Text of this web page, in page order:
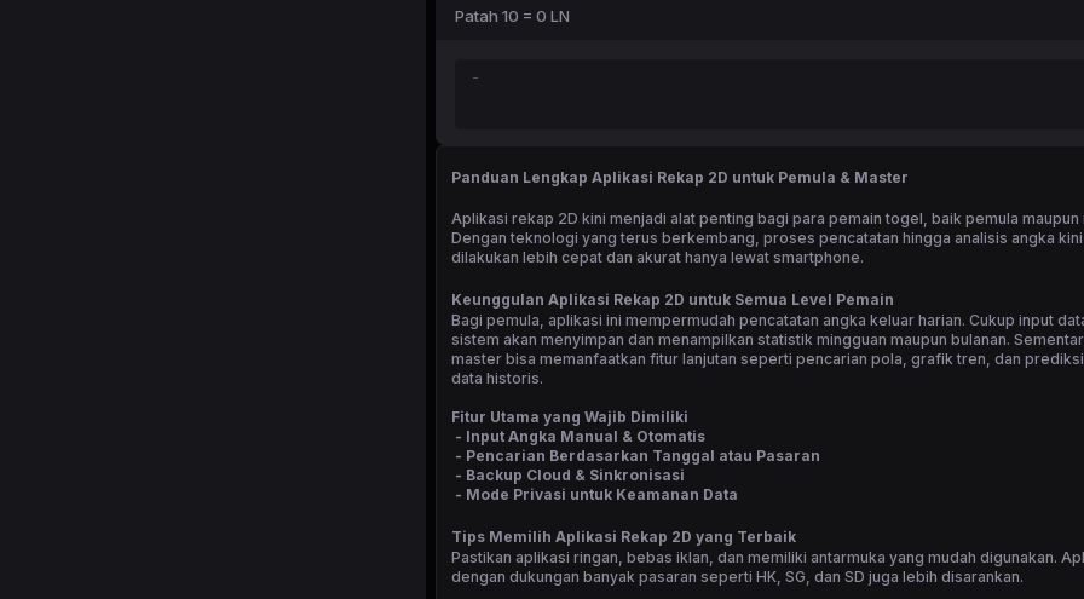
Patah 10 = 0 LN
Panduan Lengkap Aplikasi Rekap 2D untuk Pemula & Master
Aplikasi rekap 2D kini menjadi alat penting bagi para pemain togel, baik pemula maupun
Dengan teknologi yang terus berkembang, proses pencatatan hingga analisis angka
dilakukan lebih cepat dan akurat hanya lewat smartphone.
Keunggulan Aplikasi Rekap 2D untuk Semua Level Pemain
Bagi pemula, aplikasi ini mempermudah pencatatan angka keluar harian. Cukup input
sistem akan menyimpan dan menampilkan statistik mingguan maupun bulanan.
master bisa memanfaatkan fitur lanjutan seperti pencarian pola, grafik tren, dan
data historis.
Fitur Utama yang Wajib Dimiliki
- Input Angka Manual & Otomatis
- Pencarian Berdasarkan Tanggal atau Pasaran
- Backup Cloud & Sinkronisasi
- Mode Privasi untuk Keamanan Data
Tips Memilih Aplikasi Rekap 2D yang Terbaik
Pastikan aplikasi ringan, bebas iklan, dan memiliki antarmuka yang mudah digunakan.
dengan dukungan banyak pasaran seperti HK, SG, dan SD juga lebih disarankan.